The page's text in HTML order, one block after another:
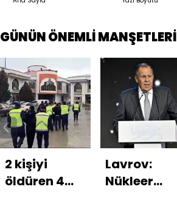
GÜNÜN ÖNEMLİ MANŞETLERİ
2 kişiyi
öldüren 4
Lavrov:
Nükleer